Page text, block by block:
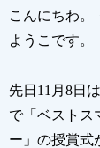
こんにちわ。
ようこです。
先日11月8日
で「ベストス
ー」の授賞式